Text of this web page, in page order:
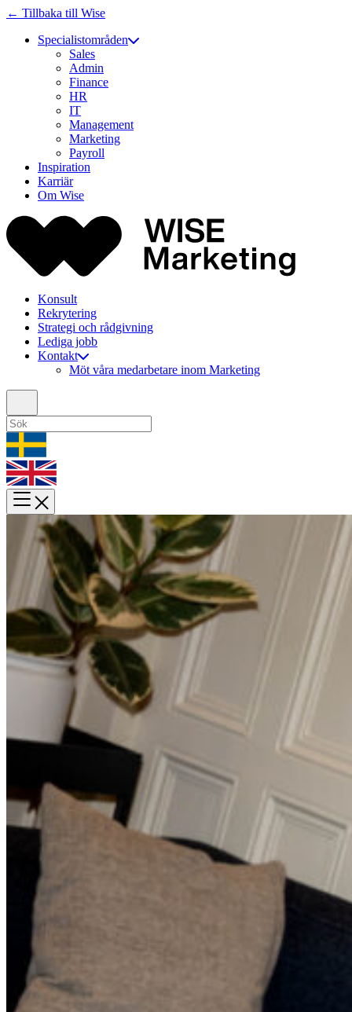
← Tillbaka till Wise
Specialistområden
Sales
Admin
Finance
HR
IT
Management
Marketing
Payroll
Inspiration
Karriär
Om Wise
Konsult
Rekrytering
Strategi och rådgivning
Lediga jobb
Kontakt
Möt våra medarbetare inom Marketing